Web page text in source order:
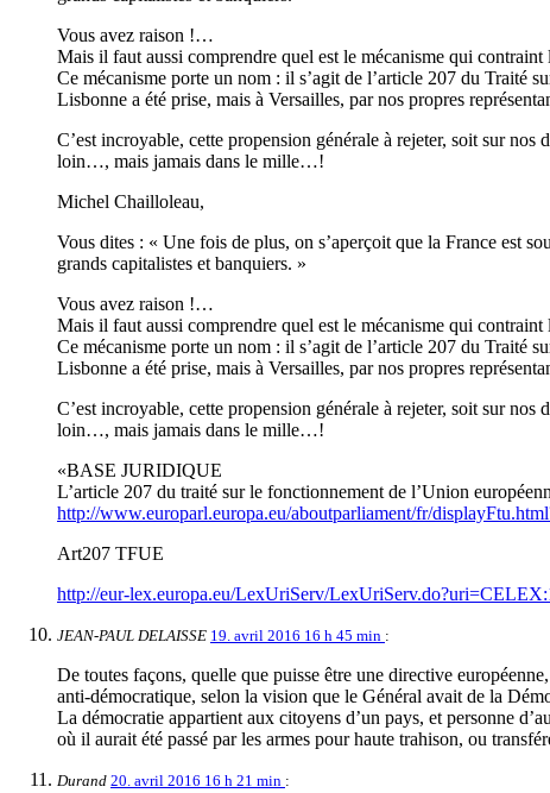
Vous avez raison !…
Mais il faut aussi comprendre quel est le mécanisme qui
Ce mécanisme porte un nom : il s’agit de l’article 207 du Traité
Lisbonne a été prise, mais à Versailles, par nos propres
C’est incroyable, cette propension générale à rejeter, soit sur
loin…, mais jamais dans le mille…!
Michel Chailloleau,
Vous dites : « Une fois de plus, on s’aperçoit que la France est
grands capitalistes et banquiers. »
Vous avez raison !…
Mais il faut aussi comprendre quel est le mécanisme qui
Ce mécanisme porte un nom : il s’agit de l’article 207 du Traité
Lisbonne a été prise, mais à Versailles, par nos propres
C’est incroyable, cette propension générale à rejeter, soit sur
loin…, mais jamais dans le mille…!
«BASE JURIDIQUE
L’article 207 du traité sur le fonctionnement de l’Union
http://www.europarl.europa.eu/aboutparliament/fr/
Art207 TFUE
http://eur-lex.europa.eu/LexUriServ/
JEAN-PAUL DELAISSE 19. avril 2016 16 h 45 min :
De toutes façons, quelle que puisse être une directive
anti-démocratique, selon la vision que le Général avait de la
La démocratie appartient aux citoyens d’un pays, et personne
où il aurait été passé par les armes pour haute trahison, ou
Durand 20. avril 2016 16 h 21 min :